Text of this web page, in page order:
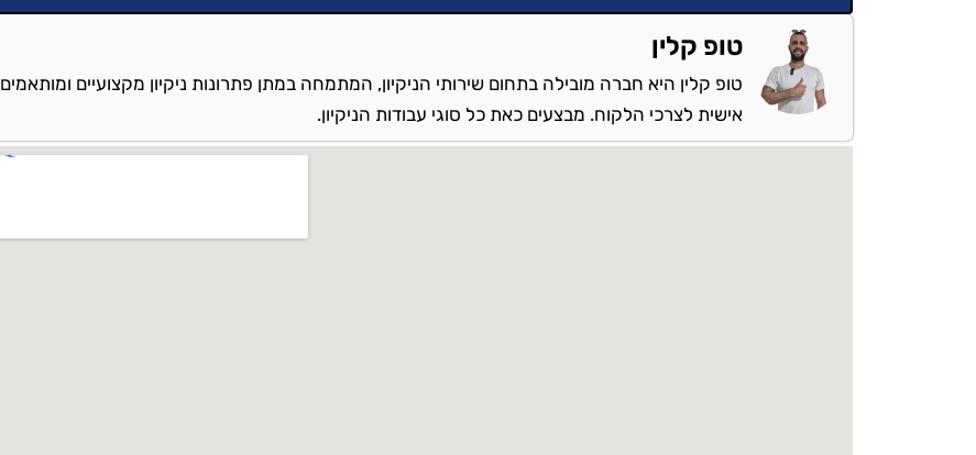
טופ קלין
טופ קלין היא חברה מובילה בתחום שירותי הניקיון, המתמחה במתן פתרונות ניקיון מקצועיים ומותאמים
אישית לצרכי הלקוח. מבצעים כאת כל סוגי עבודות הניקיון.